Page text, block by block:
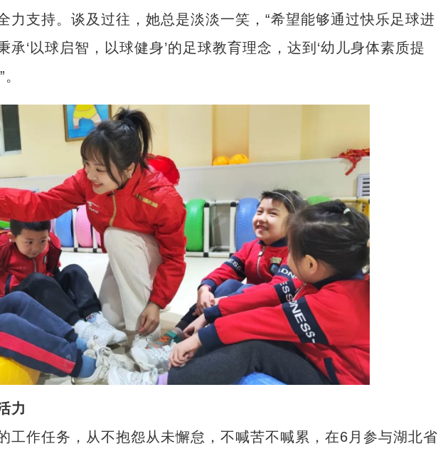
力支持。谈及过往，她总是淡淡一笑，“希望能够通过快乐足球进
‘以球启智，以球健身’的足球教育理念，达到‘幼儿身体素质提
力
作任务，从不抱怨从未懈怠，不喊苦不喊累，在6月参与湖北省
新疆多措并举建设农业强区